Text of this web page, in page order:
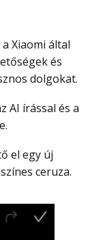
Xiaomi által
és
dolgokat.
ceruza.